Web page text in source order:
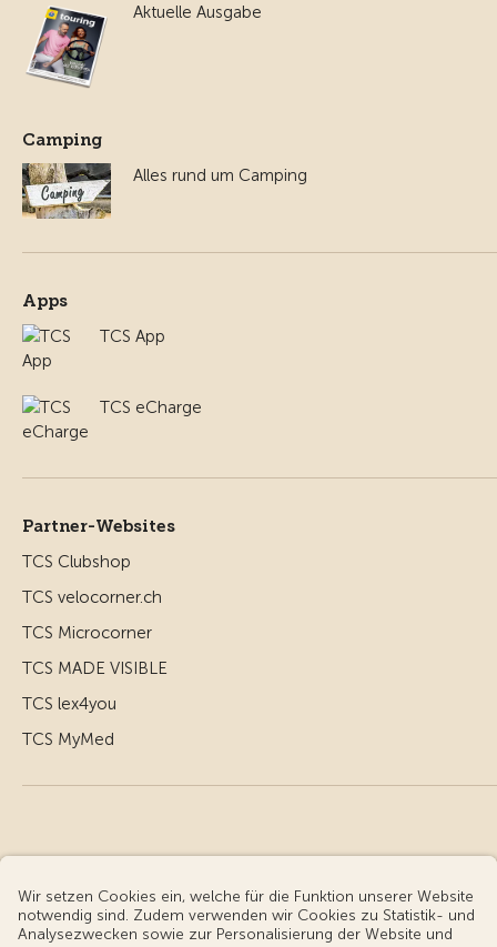
Aktuelle Ausgabe
Camping
Alles rund um Camping
Apps
TCS App
TCS eCharge
Partner-Websites
TCS Clubshop
TCS velocorner.ch
TCS Microcorner
TCS MADE VISIBLE
TCS lex4you
TCS MyMed